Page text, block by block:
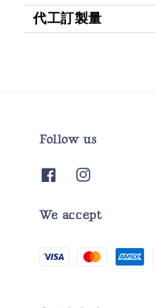
代工訂製量
Follow us
We accept